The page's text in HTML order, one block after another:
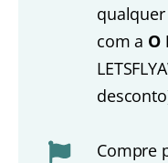
com a O
Compre